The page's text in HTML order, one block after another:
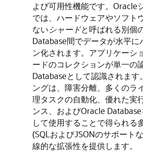
よび可用性機能です。Oracle
では、ハードウェアやソフト
ないシャードと呼ばれる別個
Database間でデータが水平に
ン化されます。アプリケーシ
ードのコレクションが単一の
Databaseとして認識されます
ングは、障害分離、多くのラ
理タスクの自動化、優れた実
ンス、およびOracle
して使用することで得られる
(SQLおよびJSONのサポート
線的な拡張性を提供します。